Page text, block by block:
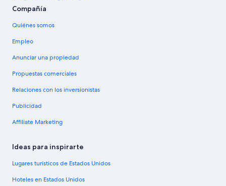
Compañía
Quiénes somos
Empleo
Anunciar una propiedad
Propuestas comerciales
Relaciones con los inversionistas
Publicidad
Affiliate Marketing
Ideas para inspirarte
Lugares turísticos de Estados Unidos
Hoteles en Estados Unidos